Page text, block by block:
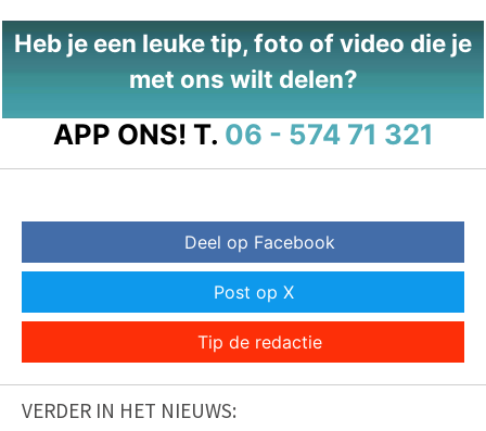
Heb je een leuke tip, foto of video die je
met ons wilt delen?
APP ONS! T. 06 - 574 71 321
Deel op Facebook
Post op X
Tip de redactie
VERDER IN HET NIEUWS: